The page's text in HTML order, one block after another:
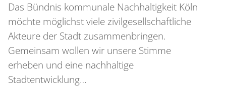
Das Bündnis kommunale Nachhaltigkeit Köln
möchte möglichst viele zivilgesellschaftliche
Akteure der Stadt zusammenbringen.
Gemeinsam wollen wir unsere Stimme
erheben und eine nachhaltige
Stadtentwicklung…